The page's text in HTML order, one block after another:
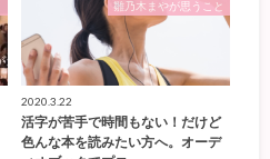
雛乃木まやが思うこと
2020.3.22
活字が苦手で時間もない！だけど
色んな本を読みたい方へ。オーデ